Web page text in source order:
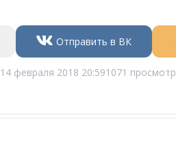
Отправить в ВК
14 февраля 2018 20:591071 просмотр